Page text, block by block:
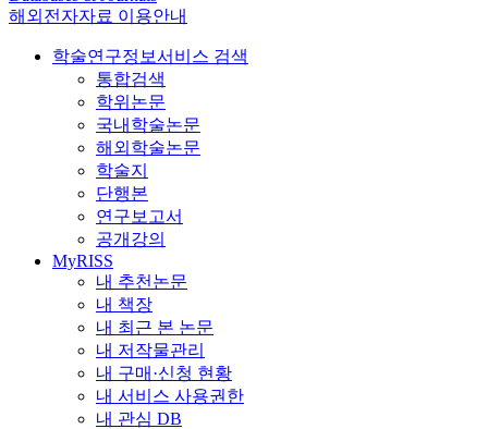
해외전자자료 이용안내
학술연구정보서비스 검색
통합검색
학위논문
국내학술논문
해외학술논문
학술지
단행본
연구보고서
공개강의
MyRISS
내 추천논문
내 책장
내 최근 본 논문
내 저작물관리
내 구매·신청 현황
내 서비스 사용권한
내 관심 DB